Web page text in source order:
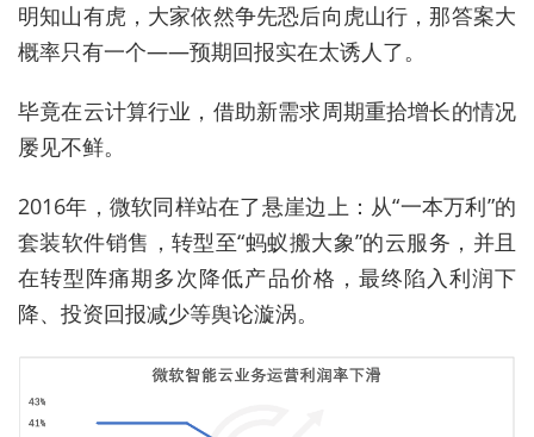
明知山有虎，大家依然争先恐后向虎山行，那答案大
概率只有一个——预期回报实在太诱人了。
毕竟在云计算行业，借助新需求周期重拾增长的情况
屡见不鲜。
2016年，微软同样站在了悬崖边上：从“一本万利”的
套装软件销售，转型至“蚂蚁搬大象”的云服务，并且
在转型阵痛期多次降低产品价格，最终陷入利润下
降、投资回报减少等舆论漩涡。